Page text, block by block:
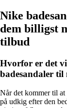
Nike
dem billigst
tilbud
Hvorfor er det
badesandaler
Når det kommer til
på udkig efter den